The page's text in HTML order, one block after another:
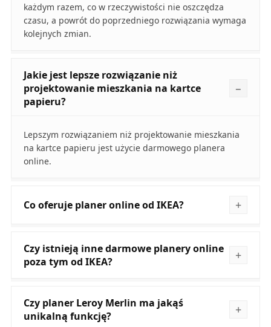
każdym razem, co w rzeczywistości nie oszczędza
czasu, a powrót do poprzedniego rozwiązania wymaga
kolejnych zmian.
Jakie jest lepsze rozwiązanie niż
projektowanie mieszkania na kartce
papieru?
Lepszym rozwiązaniem niż projektowanie mieszkania
na kartce papieru jest użycie darmowego planera
online.
Co oferuje planer online od IKEA?
Czy istnieją inne darmowe planery online
poza tym od IKEA?
Czy planer Leroy Merlin ma jakąś
unikalną funkcję?